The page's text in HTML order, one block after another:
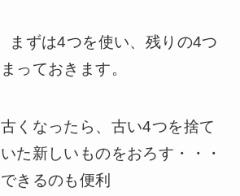
まずは4つを使い、残りの4つ
っておきます。
くなったら、古い4つを捨て
た新しいものをおろす・・・
きるのも便利